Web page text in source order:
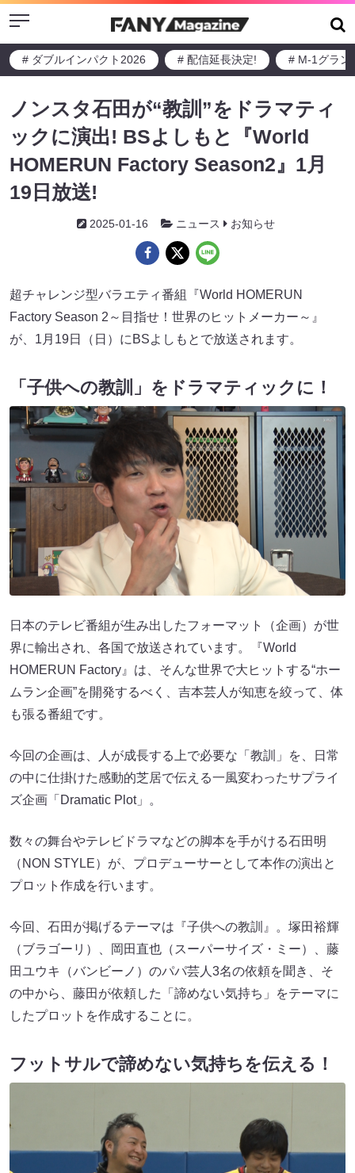
Menu
# ダブルインパクト2026 # 配信延長決定! # M-1グラン
ノンスタ石田が“教訓”をドラマティ
ックに演出! BSよしもと『World
HOMERUN Factory Season2』1月
19日放送!
2025-01-16 ニュース お知らせ
超チャレンジ型バラエティ番組『World HOMERUN
Factory Season 2～目指せ！世界のヒットメーカー～』
が、1月19日（日）にBSよしもとで放送されます。
「子供への教訓」をドラマティックに！
日本のテレビ番組が生み出したフォーマット（企画）が世
界に輸出され、各国で放送されています。『World
HOMERUN Factory』は、そんな世界で大ヒットする“ホー
ムラン企画”を開発するべく、吉本芸人が知恵を絞って、体
も張る番組です。
今回の企画は、人が成長する上で必要な「教訓」を、日常
の中に仕掛けた感動的芝居で伝える一風変わったサプライ
ズ企画「Dramatic Plot」。
数々の舞台やテレビドラマなどの脚本を手がける石田明
（NON STYLE）が、プロデューサーとして本作の演出と
プロット作成を行います。
今回、石田が掲げるテーマは『子供への教訓』。塚田裕輝
（ブラゴーリ）、岡田直也（スーパーサイズ・ミー）、藤
田ユウキ（バンビーノ）のパパ芸人3名の依頼を聞き、そ
の中から、藤田が依頼した「諦めない気持ち」をテーマに
したプロットを作成することに。
フットサルで諦めない気持ちを伝える！